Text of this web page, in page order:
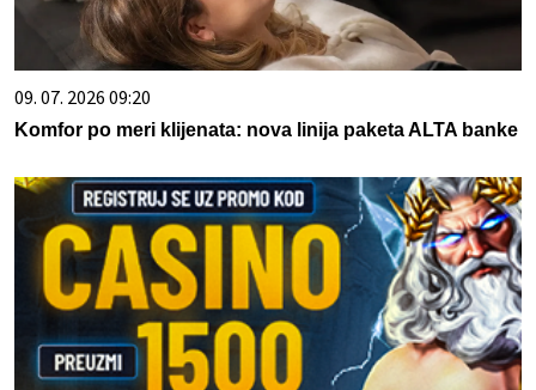
09. 07. 2026 09:20
Komfor po meri klijenata: nova linija paketa ALTA banke